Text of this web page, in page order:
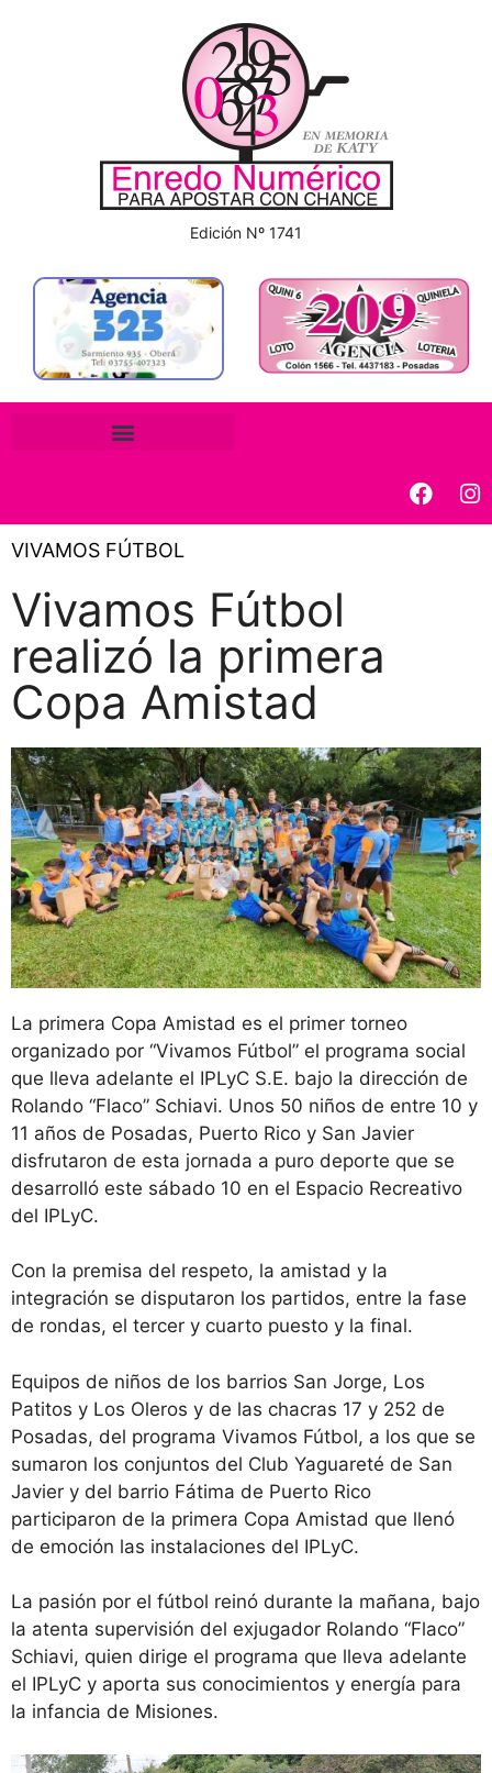
Edición Nº 1741
VIVAMOS FÚTBOL
Vivamos Fútbol
realizó la primera
Copa Amistad
La primera Copa Amistad es el primer torneo
organizado por “Vivamos Fútbol” el programa social
que lleva adelante el IPLyC S.E. bajo la dirección de
Rolando “Flaco” Schiavi. Unos 50 niños de entre 10 y
11 años de Posadas, Puerto Rico y San Javier
disfrutaron de esta jornada a puro deporte que se
desarrolló este sábado 10 en el Espacio Recreativo
del IPLyC.
Con la premisa del respeto, la amistad y la
integración se disputaron los partidos, entre la fase
de rondas, el tercer y cuarto puesto y la final.
Equipos de niños de los barrios San Jorge, Los
Patitos y Los Oleros y de las chacras 17 y 252 de
Posadas, del programa Vivamos Fútbol, a los que se
sumaron los conjuntos del Club Yaguareté de San
Javier y del barrio Fátima de Puerto Rico
participaron de la primera Copa Amistad que llenó
de emoción las instalaciones del IPLyC.
La pasión por el fútbol reinó durante la mañana, bajo
la atenta supervisión del exjugador Rolando “Flaco”
Schiavi, quien dirige el programa que lleva adelante
el IPLyC y aporta sus conocimientos y energía para
la infancia de Misiones.